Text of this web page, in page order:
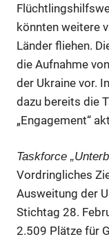
könnten weitere
Länder fliehen.
die Aufnahme
der Ukraine vor.
dazu bereits die
„Engagement“
Taskforce
Vordringliches
Ausweitung der
Stichtag 28.
2.509 Plätze für